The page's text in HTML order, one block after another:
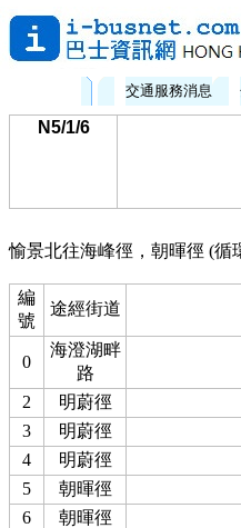
交通服務消息
N5/1/6
愉景北往海峰徑，朝暉徑 (循
編
號
途經街道
0
海澄湖畔
路
2 明蔚徑
3
明蔚徑
4
明蔚徑
5
朝暉徑
6
朝暉徑